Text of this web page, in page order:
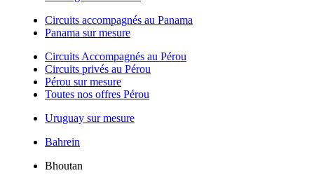
Circuits accompagnés au Panama
Panama sur mesure
Circuits Accompagnés au Pérou
Circuits privés au Pérou
Pérou sur mesure
Toutes nos offres Pérou
Uruguay sur mesure
Bahrein
Bhoutan